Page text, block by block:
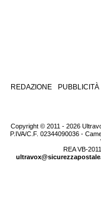
REDAZIONE PUBBLICITÀ
Copyright © 2011 - 2026
P.IVA/C.F. 02344090036 -
REA VB-